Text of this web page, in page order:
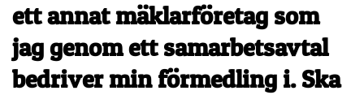
ett annat mäklarföretag som
jag genom ett samarbetsavtal
bedriver min förmedling i. Ska